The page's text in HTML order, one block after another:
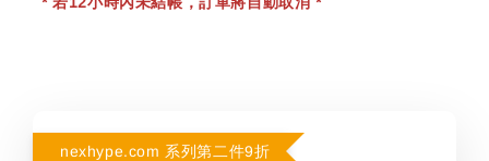
nexhype.com 系列第二件9折